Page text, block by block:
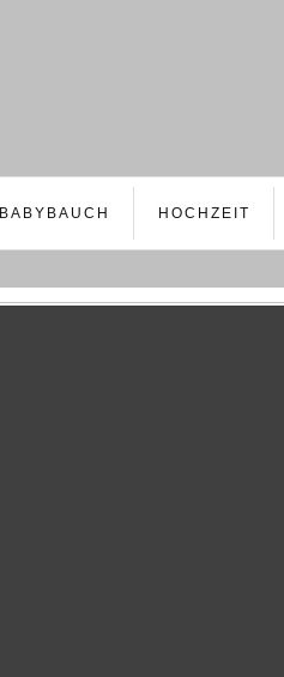
BABYBAUCH HOCHZEIT